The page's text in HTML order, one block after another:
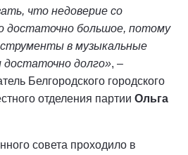
что недоверие со
достаточно большое, потому
в музыкальные
долго», –
Белгородского городского
отделения партии Ольга
совета проходило в